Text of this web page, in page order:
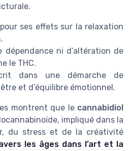
ses effets sur la relaxation
dépendance ni d’altération de
le THC.
dans une démarche de
et d’équilibre émotionnel.
montrent que le cannabidiol
impliqué dans la
du stress et de la créativité
les âges dans l’art et la